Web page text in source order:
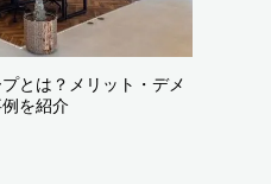
とは？メリット・デメ
を紹介